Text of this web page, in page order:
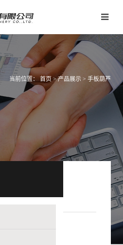
当前位置：首页>产品展示 > 手板葫芦
荐榜单解析